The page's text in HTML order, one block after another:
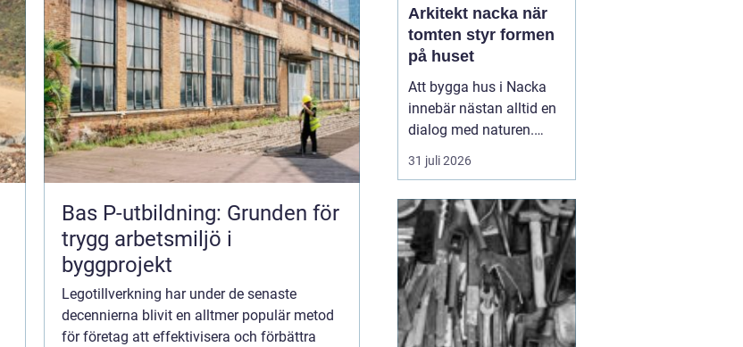
Bas P-utbildning: Grunden för
trygg arbetsmiljö i
byggprojekt
Legotillverkning har under de senaste
decennierna blivit en alltmer populär metod
för företag att effektivisera och förbättra
Arkitekt nacka när
tomten styr formen
på huset
Att bygga hus i Nacka
innebär nästan alltid en
dialog med naturen.
Berg i dagen, tallar,
nivåskillnader och utsikt
tomt unik. Den som
anlitar Arkitekt Nacka
sökerofta någ...
31 juli 2026